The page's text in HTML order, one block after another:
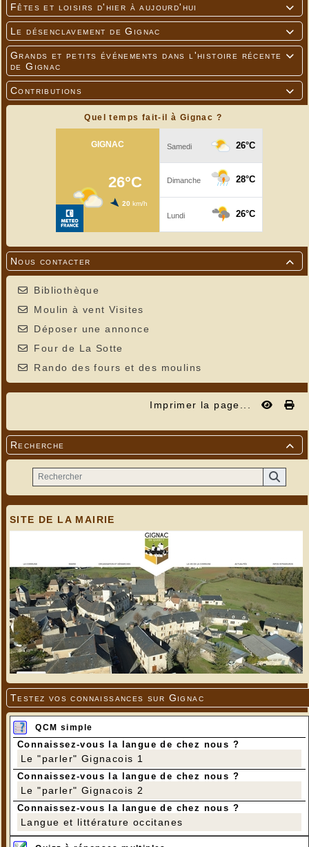

Fêtes et loisirs d'hier à aujourd'hui

Le désenclavement de Gignac

Grands et petits événements dans l'histoire récente
de Gignac

Contributions
Quel temps fait-il à Gignac ?

Nous contacter
Bibliothèque
Moulin à vent Visites
Déposer une annonce
Four de La Sotte
Rando des fours et des moulins
Imprimer la page...

Recherche
SITE DE LA MAIRIE
Testez vos connaissances sur Gignac
QCM simple
Connaissez-vous la langue de chez nous ?
Le "parler" Gignacois 1
Connaissez-vous la langue de chez nous ?
Le "parler" Gignacois 2
Connaissez-vous la langue de chez nous ?
Langue et littérature occitanes